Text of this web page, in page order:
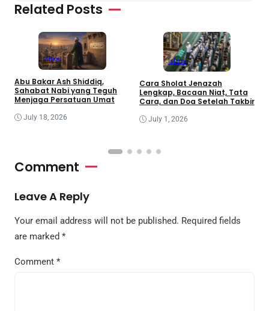
Related Posts
Islami
Abu Bakar Ash Shiddiq,
Sahabat Nabi yang Teguh
Menjaga Persatuan Umat
July 18, 2026
Islami
Cara Sholat Jenazah
Lengkap, Bacaan Niat, Tata
Cara, dan Doa Setelah Takbir
July 1, 2026
Comment
Leave A Reply
Your email address will not be published. Required fields
are marked *
Comment *